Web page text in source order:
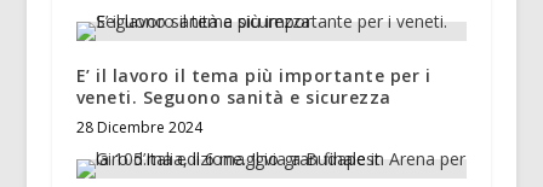
E’ il lavoro il tema più importante per i
veneti. Seguono sanità e sicurezza
28 Dicembre 2024